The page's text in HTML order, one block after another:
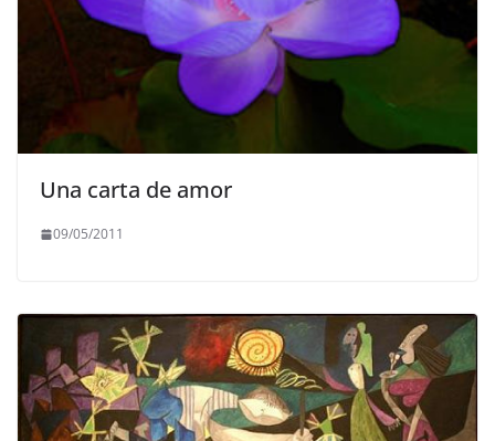
Una carta de amor
09/05/2011